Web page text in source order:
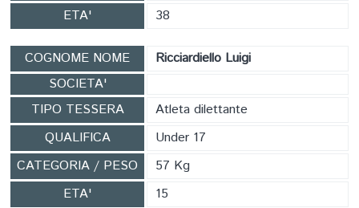
ATLETI
AFFILIAZIONE E TESSERAMENTO
CARTE FEDERALI
ETA'
38
COGNOME NOME
Ricciardiello Luigi
SOCIETA'
TIPO TESSERA
Atleta dilettante
QUALIFICA
Under 17
CATEGORIA / PESO
57 Kg
ETA'
15